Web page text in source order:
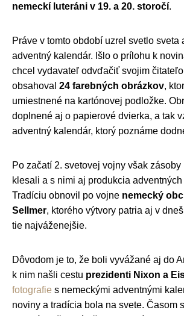
nemeckí luteráni v 19. a 20. storočí.
Práve v tomto období uzrel svetlo sveta
adventný kalendár. Išlo o prílohu k
chcel vydavateľ odvďačiť svojim
obsahoval 24 farebných obrázkov,
umiestnené na kartónovej podložke.
doplnené aj o papierové dvierka, a tak
adventný kalendár, ktorý poznáme
Po začatí 2. svetovej vojny však
klesali a s nimi aj produkcia
Tradíciu obnovil po vojne nemecký
Sellmer, ktorého výtvory patria aj v
tie najváženejšie.
Dôvodom je to, že boli vyvážané aj do
k nim našli cestu prezidenti Nixon a
fotografie s nemeckými adventnými
noviny a tradícia bola na svete. Časom